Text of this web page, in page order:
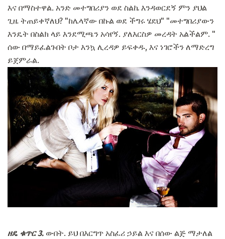
እና በማስተዋል. አንድ መተግበሪያን ወደ ስልኬ እንዳወርደኝ ምን ያህል
ጊዜ ትጠይቀኛለህ? "ከሌላኛው በኩል ወደ ችግሩ ሄደህ" "መተግበሪያውን
እንዴት በስልክ ላይ እንደሚጫን አሳየኝ. ያለእርስዎ መረዳት አልችልም. "
ሰው በማይፈልጉበት ቦታ እንኳ ሊረዳዎ ይፍቀዱ, እና ነገሮችን ለማድረግ
ይጀምራል.
ዘዴ ቁጥር 3. ውበት. ይህ በእርግጥ አስፈሪ ኃይል እና በሰው ልጅ ማታለል